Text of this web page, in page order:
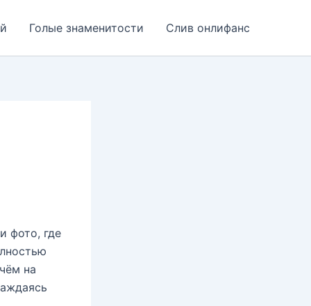
Голые знаменитости Слив онлифанс
фото, где
на